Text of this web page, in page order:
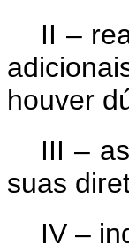
II –
houver
III –
suas
IV –